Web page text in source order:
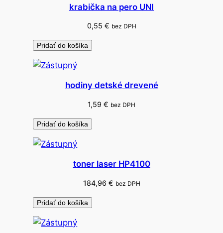
v
k
o
u
A
1
7
m
krabička na pero UNI
0,55 € bez DPH
Pridať do košíka
hodiny detské drevené
1,59 € bez DPH
Pridať do košíka
toner laser HP4100
184,96 € bez DPH
Pridať do košíka